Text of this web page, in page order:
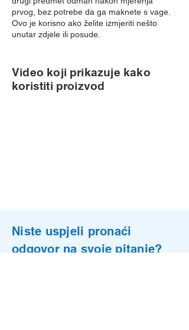
prvog, bez potrebe da ga maknete s vage.
Ovo je korisno ako želite izmjeriti nešto
unutar zdjele ili posude.
Video koji prikazuje kako
koristiti proizvod
Niste uspjeli pronaći
odgovor na svoje pitanje?